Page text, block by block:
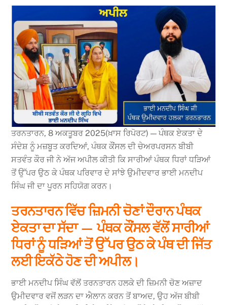
ਤਰਨਤਾਰਨ, 8 ਅਕਤੂਬਰ 2025(ਖ਼ਾਸ ਰਿਪੋਰਟ) — ਪੰਥਕ ਏਕਤਾ ਦੇ
ਸੰਦੇਸ਼ ਨੂੰ ਮਜ਼ਬੂਤ ਕਰਦਿਆਂ, ਪੰਥਕ ਕੌਂਸਲ ਦੀ ਚੇਅਰਪਰਸਨ ਬੀਬੀ
ਸਤਵੰਤ ਕੌਰ ਜੀ ਨੇ ਅੱਜ ਅਪੀਲ ਕੀਤੀ ਕਿ ਸਾਰੀਆਂ ਪੰਥਕ ਧਿਰਾਂ ਧੜਿਆਂ
ਤੋਂ ਉੱਪਰ ਉਠ ਕੇ ਪੰਥਕ ਪਰਿਵਾਰ ਦੇ ਸਾਂਝੇ ਉਮੀਦਵਾਰ ਭਾਈ ਮਨਦੀਪ
ਸਿੰਘ ਜੀ ਦਾ ਪੂਰਨ ਸਹਿਯੋਗ ਕਰਨ।
ਤਰਨਤਾਰਨ ਵਿੱਚ ਜ਼ਿਮਨੀ ਚੋਣਾਂ ਦੌਰਾਨ ਪੰਥਕ
ਏਕਤਾ ਦਾ ਸੱਦਾ — ਪੰਥਕ ਕੌਂਸਲ ਵੱਲੋਂ ਸਾਰੀਆਂ
ਧਿਰਾਂ ਨੂੰ ਧੜਿਆਂ ਤੋਂ ਉੱਪਰ ਉਠ ਕੇ ਪੰਥ ਦੀ ਜਿੱਤ
ਲਈ ਇਕੱਠੇ ਹੋਣ ਦੀ ਅਪੀਲ।
ਭਾਈ ਮਨਦੀਪ ਸਿੰਘ ਵੱਲੋਂ ਤਰਨਤਾਰਨ ਹਲਕੇ ਦੀ ਜ਼ਿਮਨੀ ਚੋਣ ਅਜ਼ਾਦ
ਉਮੀਦਵਾਰ ਵਜੋਂ ਲੜਨ ਦਾ ਐਲਾਨ ਕਰਨ ਤੋਂ ਬਾਅਦ, ਉਹ ਅੱਜ ਬੀਬੀ